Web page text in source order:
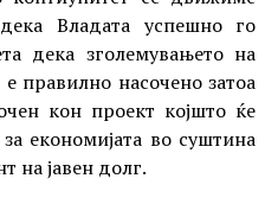
Владата успешно го
дека зголемувањето на
правилно насочено затоа
кон проект којшто ќе
економијата во суштина
на јавен долг.